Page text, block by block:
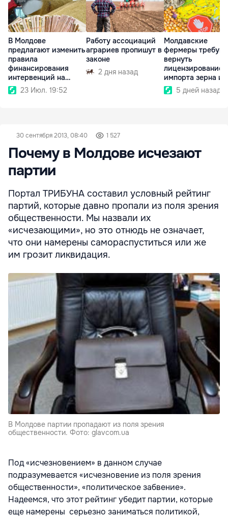
В Молдове
предлагают изменить
правила
финансирования
интервенций на
аграрном рынке
23 Июл. 19:52
Работу ассоциаций
аграриев пропишут в
законе
2 дня назад
Молдавские
фермеры требуют
вернуть
лицензирование
импорта зерна из
Украины
5 дней назад
30 сентября 2013, 08:40 1 527
Почему в Молдове исчезают
партии
Портал ТРИБУНА составил условный рейтинг
партий, которые давно пропали из поля зрения
общественности. Мы назвали их
«исчезающими», но это отнюдь не означает,
что они намерены самораспуститься или же
им грозит ликвидация.
В Молдове партии пропадают из поля зрения
общественности. Фото: glavcom.ua
Под «исчезновением» в данном случае
подразумевается «исчезновение из поля зрения
общественности», «политическое забвение».
Надеемся, что этот рейтинг убедит партии, которые
еще намерены серьезно заниматься политикой,